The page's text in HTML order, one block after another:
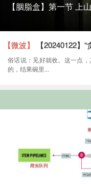
【胭脂盒】第一节 上山
【微波】 【20240122】
俗话说：见好就收。这一点
的，结果碗里...